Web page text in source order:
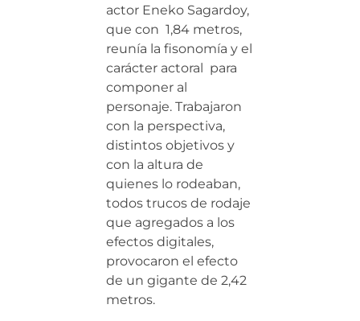
actor Eneko Sagardoy,
que con 1,84 metros,
reunía la fisonomía y el
carácter actoral para
componer al
personaje. Trabajaron
con la perspectiva,
distintos objetivos y
con la altura de
quienes lo rodeaban,
todos trucos de rodaje
que agregados a los
efectos digitales,
provocaron el efecto
de un gigante de 2,42
metros.